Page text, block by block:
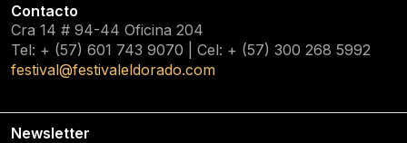
Contacto
Cra 14 # 94-44 Oficina 204
Tel: + (57) 601 743 9070 | Cel: + (57) 300 268 5992
festival@festivaleldorado.com
Newsletter